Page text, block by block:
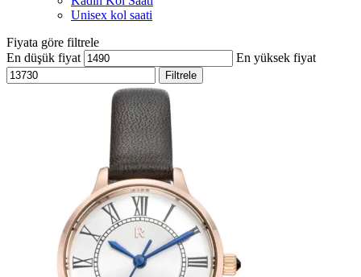
Unisex kol saati
Fiyata göre filtrele
En düşük fiyat
En yüksek fiyat
Filtrele